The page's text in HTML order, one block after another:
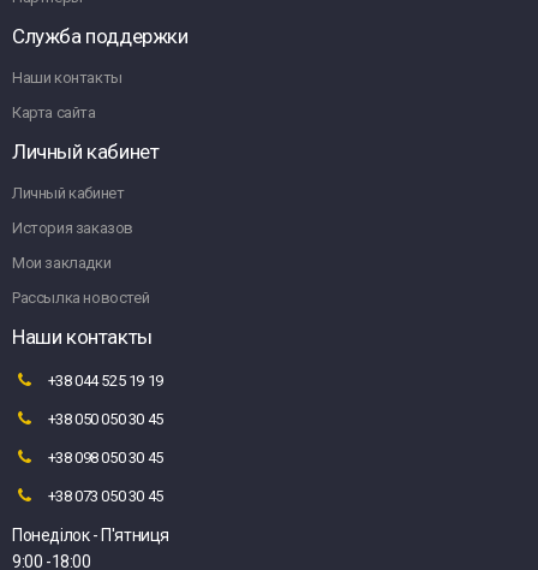
Служба поддержки
Наши контакты
Карта сайта
Личный кабинет
Личный кабинет
История заказов
Мои закладки
Рассылка новостей
Наши контакты
+38 044 525 19 19
+38 050 050 30 45
+38 098 050 30 45
+38 073 050 30 45
Понеділок - П'ятниця
9:00 -18:00